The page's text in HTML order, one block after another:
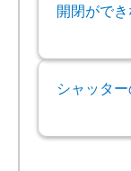
開閉がで
シャッタ